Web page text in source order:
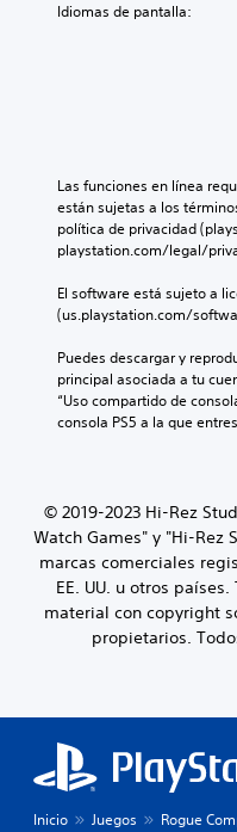
Idiomas de pantalla:
Las funciones en línea
están sujetas a los
política de privacidad
playstation.com/legal/
El software está sujeto a
(us.playstation.com/
Puedes descargar y
principal asociada a tu
“Uso compartido de
consola PS5 a la que
© 2019-2023 Hi-Rez
Watch Games" y "Hi-Rez
marcas comerciales
EE. UU. u otros
material con copyright
propietarios.
Inicio Juegos Rogue